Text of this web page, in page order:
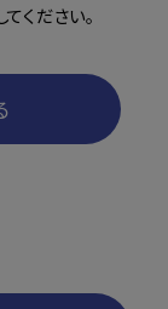
ください。